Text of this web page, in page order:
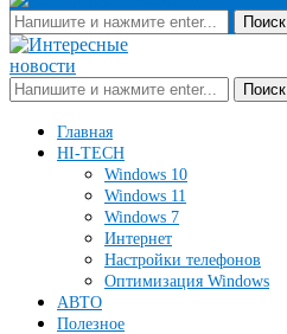
Поиск
Поиск
Главная
HI-TECH
Windows 10
Windows 11
Windows 7
Интернет
Настройки телефонов
Оптимизация Windows
АВТО
Полезное